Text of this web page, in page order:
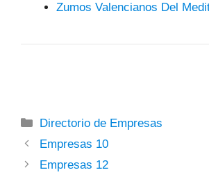
Zumos Valencianos Del
Categorías
Directorio de Empresas
Empresas 10
Empresas 12